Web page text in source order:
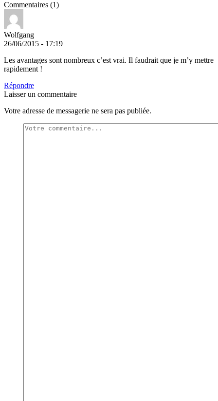
Commentaires (1)
Wolfgang
26/06/2015 - 17:19
Les avantages sont nombreux c’est vrai. Il faudrait que je m’y mettre
rapidement !
Répondre
Laisser un commentaire
Votre adresse de messagerie ne sera pas publiée.